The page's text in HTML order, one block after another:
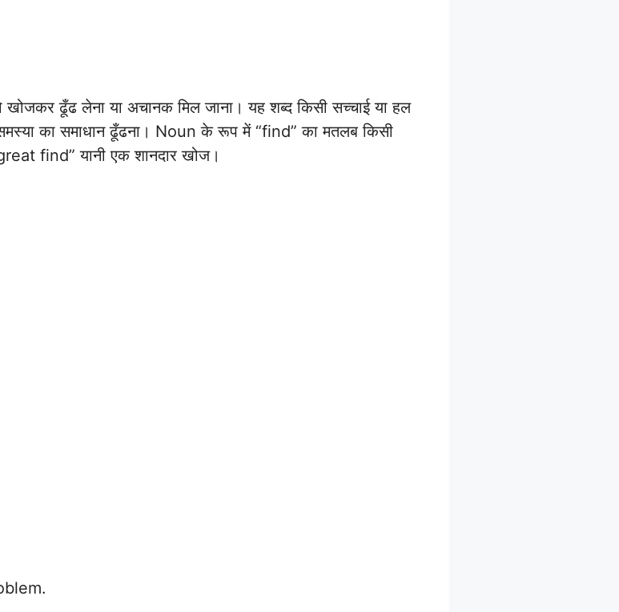
खोजकर ढूँढ लेना या अचानक मिल जाना। यह शब्द किसी सच्चाई या हल
का समाधान ढूँढना। Noun के रूप में “find” का मतलब किसी
find” यानी एक शानदार खोज।